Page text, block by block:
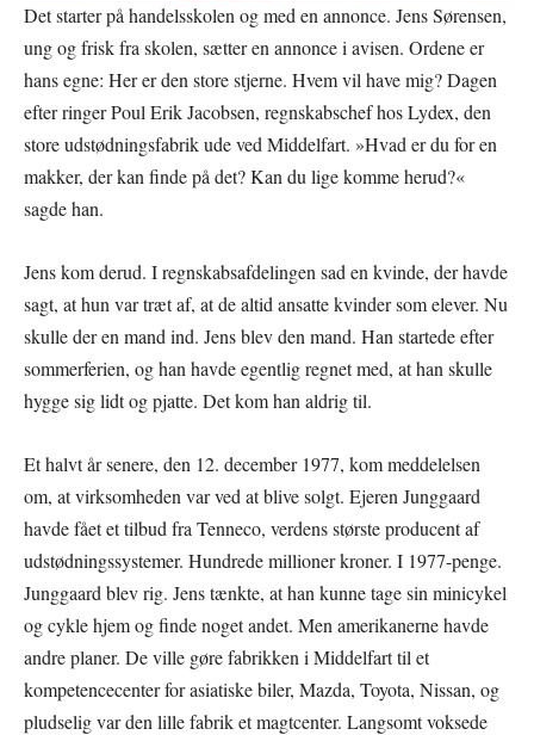
Det starter på handelsskolen og med en annonce. Jens Sørensen,
ung og frisk fra skolen, sætter en annonce i avisen. Ordene er
hans egne: Her er den store stjerne. Hvem vil have mig? Dagen
efter ringer Poul Erik Jacobsen, regnskabschef hos Lydex, den
store udstødningsfabrik ude ved Middelfart. »Hvad er du for en
makker, der kan finde på det? Kan du lige komme herud?«
sagde han.
Jens kom derud. I regnskabsafdelingen sad en kvinde, der havde
sagt, at hun var træt af, at de altid ansatte kvinder som elever. Nu
skulle der en mand ind. Jens blev den mand. Han startede efter
sommerferien, og han havde egentlig regnet med, at han skulle
hygge sig lidt og pjatte. Det kom han aldrig til.
Et halvt år senere, den 12. december 1977, kom meddelelsen
om, at virksomheden var ved at blive solgt. Ejeren Junggaard
havde fået et tilbud fra Tenneco, verdens største producent af
udstødningssystemer. Hundrede millioner kroner. I 1977-penge.
Junggaard blev rig. Jens tænkte, at han kunne tage sin minicykel
og cykle hjem og finde noget andet. Men amerikanerne havde
andre planer. De ville gøre fabrikken i Middelfart til et
kompetencecenter for asiatiske biler, Mazda, Toyota, Nissan, og
pludselig var den lille fabrik et magtcenter. Langsomt voksede